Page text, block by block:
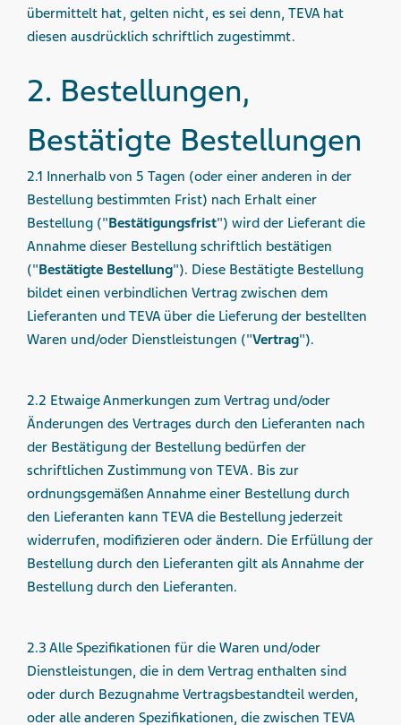
übermittelt hat, gelten nicht, es sei denn, TEVA hat
diesen ausdrücklich schriftlich zugestimmt.
2. Bestellungen,
Bestätigte Bestellungen
2.1 Innerhalb von 5 Tagen (oder einer anderen in der
Bestellung bestimmten Frist) nach Erhalt einer
Bestellung ("Bestätigungsfrist") wird der Lieferant die
Annahme dieser Bestellung schriftlich bestätigen
("Bestätigte Bestellung"). Diese Bestätigte Bestellung
bildet einen verbindlichen Vertrag zwischen dem
Lieferanten und TEVA über die Lieferung der bestellten
Waren und/oder Dienstleistungen ("Vertrag").
2.2 Etwaige Anmerkungen zum Vertrag und/oder
Änderungen des Vertrages durch den Lieferanten nach
der Bestätigung der Bestellung bedürfen der
schriftlichen Zustimmung von TEVA. Bis zur
ordnungsgemäßen Annahme einer Bestellung durch
den Lieferanten kann TEVA die Bestellung jederzeit
widerrufen, modifizieren oder ändern. Die Erfüllung der
Bestellung durch den Lieferanten gilt als Annahme der
Bestellung durch den Lieferanten.
2.3 Alle Spezifikationen für die Waren und/oder
Dienstleistungen, die in dem Vertrag enthalten sind
oder durch Bezugnahme Vertragsbestandteil werden,
oder alle anderen Spezifikationen, die zwischen TEVA